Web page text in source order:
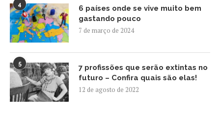
4
6 países onde se vive muito bem
gastando pouco
7 de março de 2024
5
7 profissões que serão extintas no
futuro – Confira quais são elas!
12 de agosto de 2022